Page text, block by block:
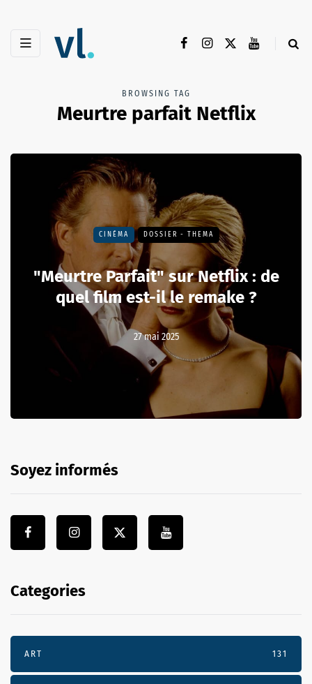
BROWSING TAG
Meurtre parfait Netflix
CINÉMA DOSSIER - THEMA
"Meurtre Parfait" sur Netflix : de
quel film est-il le remake ?
27 mai 2025
Soyez informés
Categories
ART 131